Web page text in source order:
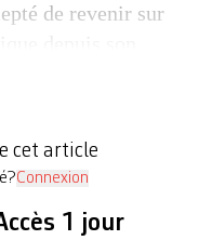
de revenir sur
cet article
Connexion
1 jour